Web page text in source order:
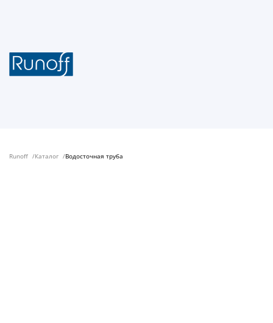
Runoff Каталог Водосточная труба